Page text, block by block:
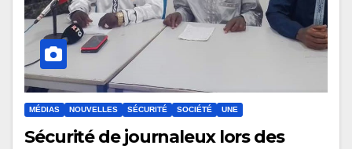
MÉDIAS NOUVELLES SÉCURITÉ SOCIÉTÉ UNE
Sécurité de journaleux lors des